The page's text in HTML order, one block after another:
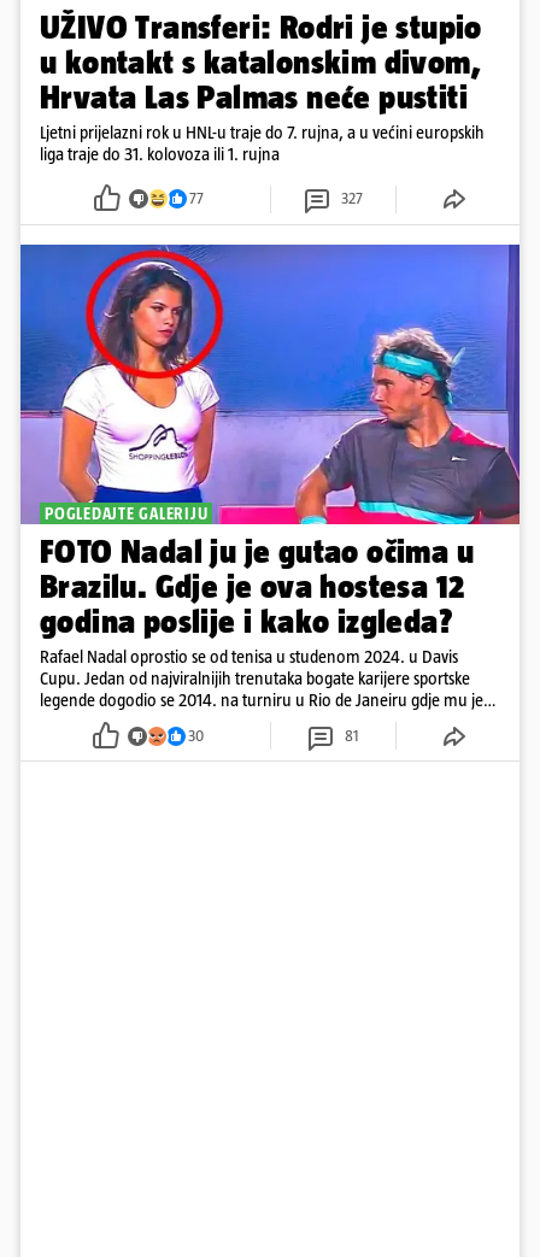
UŽIVO Transferi: Rodri je stupio
u kontakt s katalonskim divom,
Hrvata Las Palmas neće pustiti
Ljetni prijelazni rok u HNL-u traje do 7. rujna, a u većini europskih
liga traje do 31. kolovoza ili 1. rujna
77 327
POGLEDAJTE GALERIJU
FOTO Nadal ju je gutao očima u
Brazilu. Gdje je ova hostesa 12
godina poslije i kako izgleda?
Rafael Nadal oprostio se od tenisa u studenom 2024. u Davis
Cupu. Jedan od najviralnijih trenutaka bogate karijere sportske
legende dogodio se 2014. na turniru u Rio de Janeiru gdje mu je
pažnju odvlačila ljepotica iza klupe
30 81